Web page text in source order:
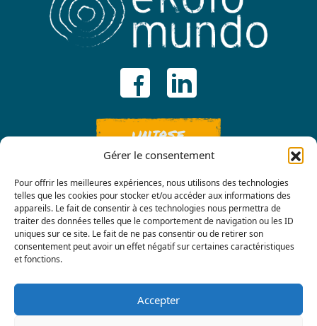
Gérer le consentement
Pour offrir les meilleures expériences, nous utilisons des technologies
telles que les cookies pour stocker et/ou accéder aux informations des
appareils. Le fait de consentir à ces technologies nous permettra de
traiter des données telles que le comportement de navigation ou les ID
uniques sur ce site. Le fait de ne pas consentir ou de retirer son
consentement peut avoir un effet négatif sur certaines caractéristiques
et fonctions.
Accepter
UNIRSE
Contáctenos